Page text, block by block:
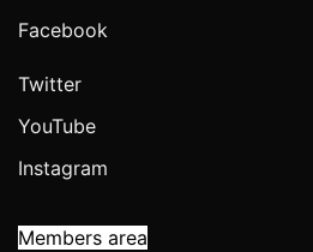
Facebook
Twitter
YouTube
Instagram
Members area